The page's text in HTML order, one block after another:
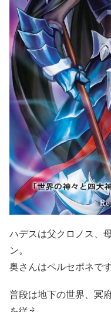
ハデスは父クロノス、
ン。
奥さんはペルセポネです
普段は地下の世界、冥